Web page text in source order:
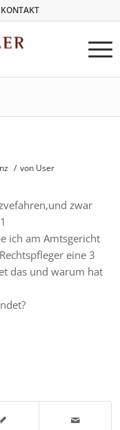
KONTAKT
/ von User
zwar
ich am Amtsgericht
eine 3
das und warum hat